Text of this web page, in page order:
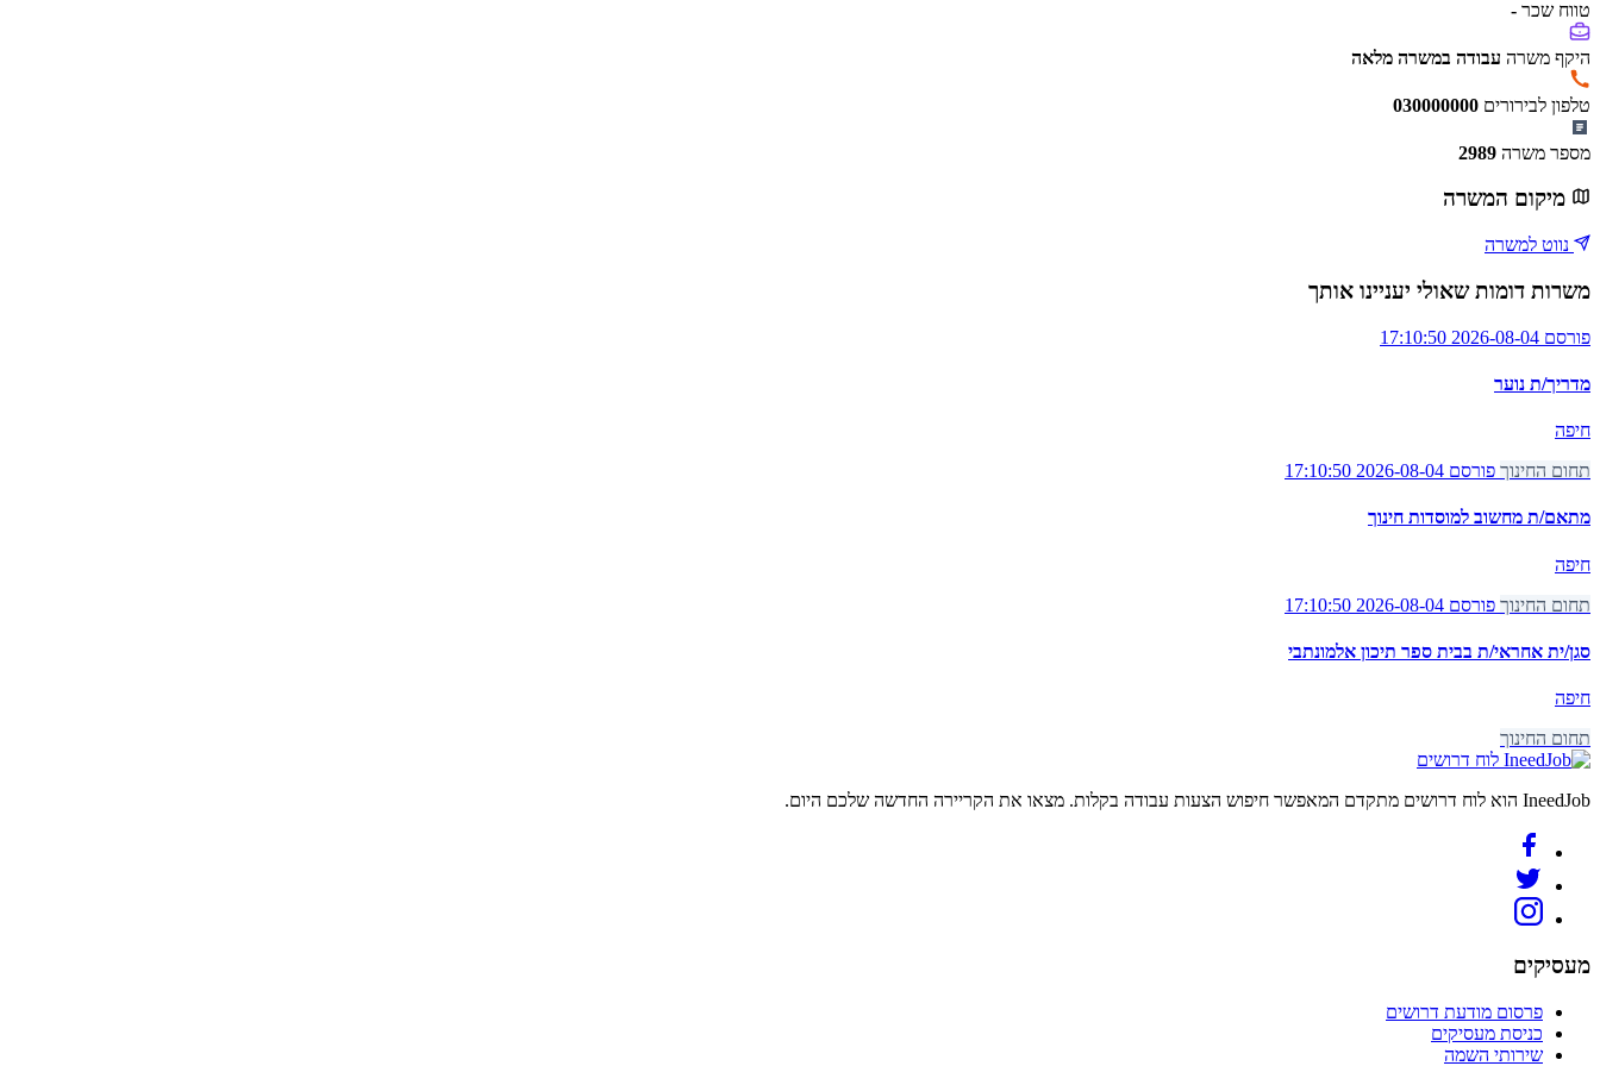
טווח שכר -
היקף משרה עבודה במשרה מלאה
טלפון לבירורים 030000000
מספר משרה 2989
מיקום המשרה
נווט למשרה
משרות דומות שאולי יעניינו אותך
פורסם 2026-08-04 17:10:50
מדריך/ת נוער
חיפה
תחום החינוך פורסם 2026-08-04 17:10:50
מתאם/ת מחשוב למוסדות חינוך
חיפה
תחום החינוך פורסם 2026-08-04 17:10:50
סגן/ית אחראי/ת בבית ספר תיכון אלמונתבי
חיפה
תחום החינוך
לוח דרושים
IneedJob הוא לוח דרושים מתקדם המאפשר חיפוש הצעות עבודה בקלות. מצאו את הקריירה החדשה שלכם היום.
מעסיקים
פרסום מודעת דרושים
כניסת מעסיקים
שירותי השמה